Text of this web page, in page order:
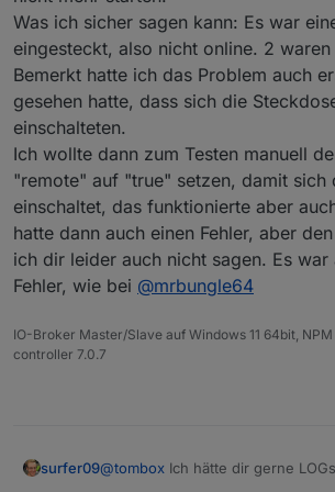
Was ich sicher sagen kann: Es war
eingesteckt, also nicht online. 2
Bemerkt hatte ich das Problem auch
gesehen hatte, dass sich die
einschalteten.
Ich wollte dann zum Testen manuell
"remote" auf "true" setzen, damit sich
einschaltet, das funktionierte aber
hatte dann auch einen Fehler, aber
ich dir leider auch nicht sagen. Es
Fehler, wie bei @mrbungle64
IO-Broker Master/Slave auf Windows 11 64bit, NPM
controller 7.0.7
surfer09@tombox Ich hätte dir gerne